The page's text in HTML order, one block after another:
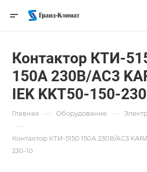
Контактор КТИ-
150А 230В/АС3
IEK KKT50-150-
Главная — Оборудование —
—
Контактор КТИ-5150 150А 230В/АС3
230-10